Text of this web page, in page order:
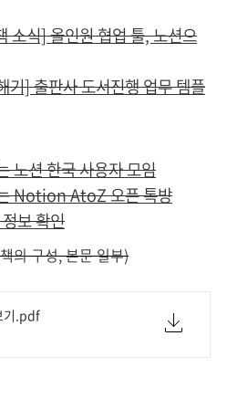
식] 올인원 협업 툴, 노션으
기] 출판사 도서진행 업무 템플
노션 한국 사용자 모임
Notion AtoZ 오픈 톡방
보 확인
의 구성, 본문 일부)